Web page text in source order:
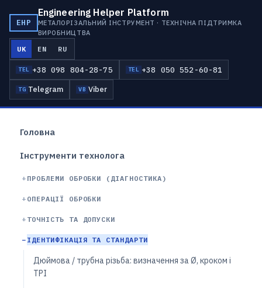
EHP
Engineering Helper Platform
МЕТАЛОРІЗАЛЬНИЙ ІНСТРУМЕНТ · ТЕХНІЧНА ПІДТРИМКА
ВИРОБНИЦТВА
UK EN RU
TEL +38 098 804-28-75 TEL +38 050 552-60-81
TG Telegram VB Viber
Головна
Інструменти технолога
ПРОБЛЕМИ ОБРОБКИ (ДІАГНОСТИКА)
ОПЕРАЦІЇ ОБРОБКИ
ТОЧНІСТЬ ТА ДОПУСКИ
ІДЕНТИФІКАЦІЯ ТА СТАНДАРТИ
Дюймова / трубна різьба: визначення за Ø, кроком і
TPI